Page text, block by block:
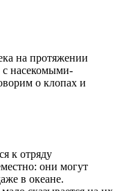
на протяжении
с насекомыми-
о клопах и
к отряду
они могут
в океане.